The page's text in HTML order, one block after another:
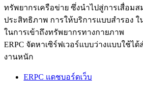
ทรัพยากรเครือข่าย ซึ่งนําไปสู่การเสื่อม
ประสิทธิภาพ การให้บริการแบบสํารอง
ในการเข้าถึงทรัพยากรทางกายภาพ
ERPC จัดหาเซิร์ฟเวอร์แบบว่างแบบใช้ได้
งานหนัก
ERPC แดชบอร์ดเว็บ